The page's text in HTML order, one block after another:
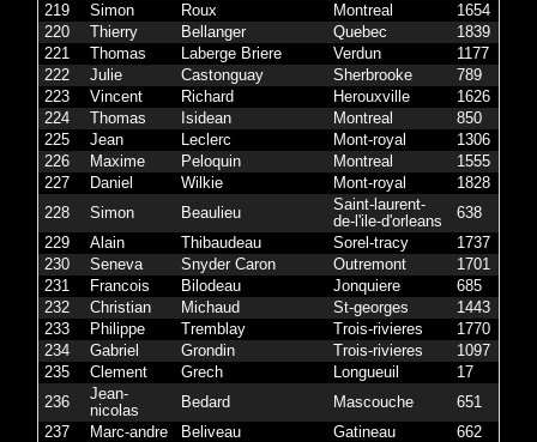
219
Simon Roux Montreal 1654
220
Thierry Bellanger Quebec 1839
221
Thomas Laberge Briere Verdun 1177
222
Julie Castonguay Sherbrooke 789
223
Vincent Richard Herouxville 1626
224
Thomas Isidean Montreal 850
225
Jean Leclerc Mont-royal 1306
226
Maxime Peloquin Montreal 1555
227
Daniel Wilkie Mont-royal 1828
228
Simon Beaulieu
Saint-laurent-
de-l'ile-d'orleans
638
229
Alain Thibaudeau Sorel-tracy 1737
230
Seneva Snyder Caron Outremont 1701
231
Francois Bilodeau Jonquiere 685
232
Christian Michaud St-georges 1443
233
Philippe Tremblay Trois-rivieres 1770
234
Gabriel Grondin Trois-rivieres 1097
235
Clement Grech Longueuil 17
236
Jean-
nicolas
Bedard Mascouche 651
237
Marc-andre Beliveau Gatineau 662